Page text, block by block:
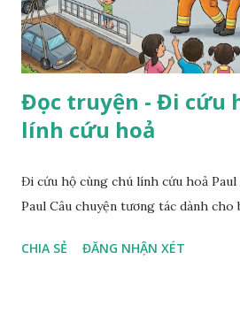
Đọc truyện - Đi cứu
lính cứu hoả
Đi cứu hộ cùng chú lính cứu hoả
Paul Câu chuyện tương tác dành cho
CHIA SẺ ĐĂNG NHẬN XÉT